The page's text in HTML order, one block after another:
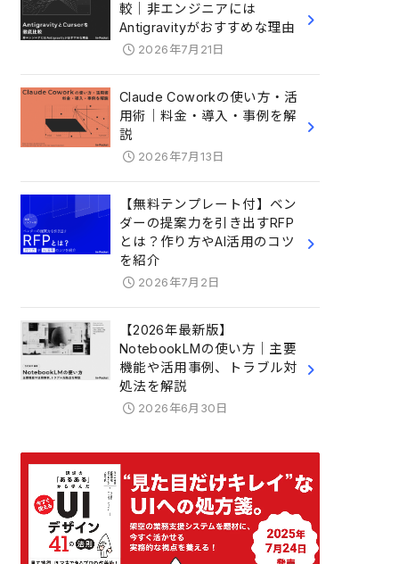
較｜非エンジニアには
Antigravityがおすすめな理由
2026年7月21日
Claude Coworkの使い方・活
用術｜料金・導入・事例を解
説
2026年7月13日
【無料テンプレート付】ベン
ダーの提案力を引き出すRFP
とは？作り方やAI活用のコツ
を紹介
2026年7月2日
【2026年最新版】
NotebookLMの使い方｜主要
機能や活用事例、トラブル対
処法を解説
2026年6月30日